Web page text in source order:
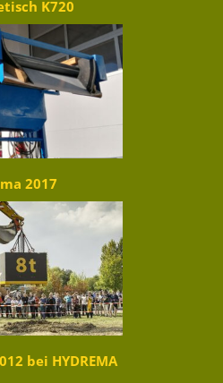
K720
2017
bei HYDREMA